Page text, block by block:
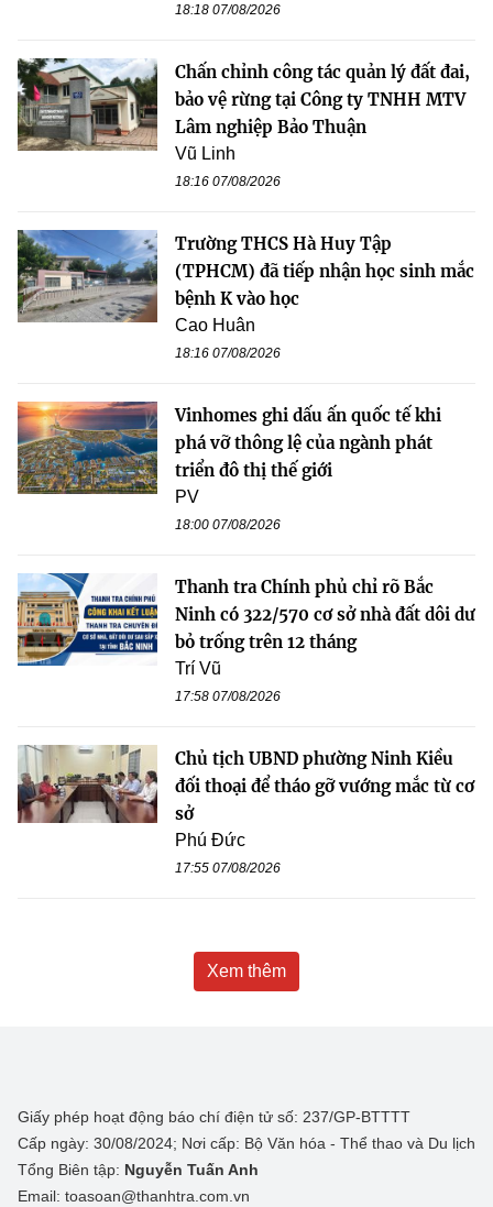
18:18 07/08/2026
Chấn chỉnh công tác quản lý đất đai,
bảo vệ rừng tại Công ty TNHH MTV
Lâm nghiệp Bảo Thuận
Vũ Linh
18:16 07/08/2026
Trường THCS Hà Huy Tập
(TPHCM) đã tiếp nhận học sinh mắc
bệnh K vào học
Cao Huân
18:16 07/08/2026
Vinhomes ghi dấu ấn quốc tế khi
phá vỡ thông lệ của ngành phát
triển đô thị thế giới
PV
18:00 07/08/2026
Thanh tra Chính phủ chỉ rõ Bắc
Ninh có 322/570 cơ sở nhà đất dôi dư
bỏ trống trên 12 tháng
Trí Vũ
17:58 07/08/2026
Chủ tịch UBND phường Ninh Kiều
đối thoại để tháo gỡ vướng mắc từ cơ
sở
Phú Đức
17:55 07/08/2026
Xem thêm
Giấy phép hoạt động báo chí điện tử số: 237/GP-BTTTT
Cấp ngày: 30/08/2024; Nơi cấp: Bộ Văn hóa - Thể thao và Du lịch
Tổng Biên tập: Nguyễn Tuấn Anh
Email: toasoan@thanhtra.com.vn